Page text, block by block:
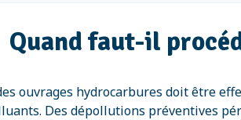
Quand faut-il
ouvrages hydrocarbures doit être
Des dépollutions préventives